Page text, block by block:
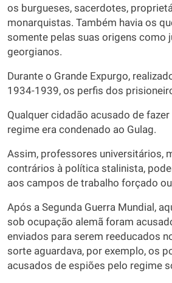
os burgueses, sacerdotes,
monarquistas. Também havia os
somente pelas suas origens como
georgianos.
Durante o Grande Expurgo,
1934-1939, os perfis dos
Qualquer cidadão acusado de
regime era condenado ao Gulag.
Assim, professores universitários,
contrários à política stalinista,
aos campos de trabalho forçado
Após a Segunda Guerra Mundial,
sob ocupação alemã foram
enviados para serem reeducados
sorte aguardava, por exemplo, os
acusados de espiões pelo regime